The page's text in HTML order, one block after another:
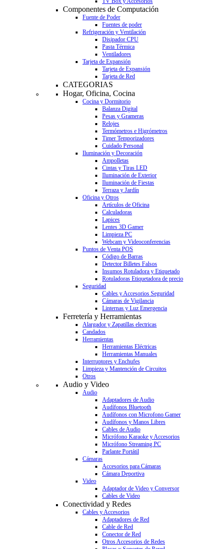
Componentes de Computación
Fuente de Poder
Fuentes de poder
Refrigeración y Ventilación
Disipador CPU
Pasta Térmica
Ventiladores
Tarjeta de Expansión
Tarjeta de Expansión
Tarjeta de Red
CATEGORIAS
Hogar, Oficina, Cocina
Cocina y Dormitorio
Balanza Digital
Pesas y Grameras
Relojes
Termómetros e Higrómetros
Timer Temporizadores
Cuidado Personal
Iluminación y Decoración
Ampolletas
Cintas y Tiras LED
Iluminación de Exterior
Iluminación de Fiestas
Terraza y Jardín
Oficina y Otros
Artículos de Oficina
Calculadoras
Lapices
Lentes 3D Gamer
Limpieza PC
Webcam y Videoconferencias
Puntos de Venta POS
Código de Barras
Detector Billetes Falsos
Insumos Rotuladora y Etiquetado
Rotuladoras Etiquetadora de precio
Seguridad
Cables y Accesorios Seguridad
Cámaras de Vigilancia
Linternas y Luz Emergencia
Ferretería y Herramientas
Alargador y Zapatillas electricas
Candados
Herramientas
Herramientas Eléctricas
Herramientas Manuales
Interruptores y Enchufes
Limpieza y Mantención de Circuitos
Otros
Audio y Video
Audio
Adaptadores de Audio
Audífonos Bluetooth
Audífonos con Microfono Gamer
Audífonos y Manos Libres
Cables de Audio
Micrófono Karaoke y Accesorios
Micrófono Streaming PC
Parlante Portátil
Cámaras
Accesorios para Cámaras
Cámara Deportiva
Video
Adaptador de Video y Conversor
Cables de Video
Conectividad y Redes
Cables y Accesorios
Adaptadores de Red
Cable de Red
Conector de Red
Otros Accesorios de Redes